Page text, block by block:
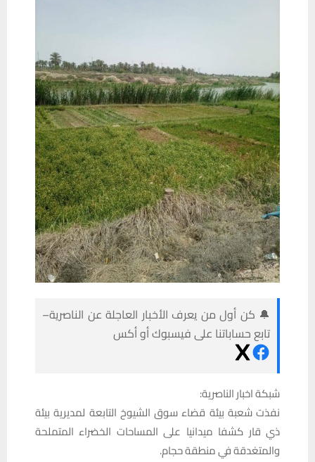
🔔 كن أول من يعرف الأخبار العاجلة عن الناصرية–
تابع حساباتنا على فيسبوك أو أكس
شبكة اخبار الناصرية:
نفذت شعبة بيئة قضاء سوق الشيوخ التابعة لمديرية بيئة
ذي قار كشفا ميدانيا على المساحات الخضراء المتملحة
والمتغدقة في منطقة حجام.